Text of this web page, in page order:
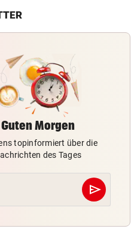
Guten Morgen
topinformiert über die
des Tages
send
Abschicken